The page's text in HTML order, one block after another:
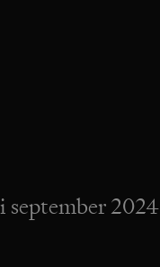
september 2024